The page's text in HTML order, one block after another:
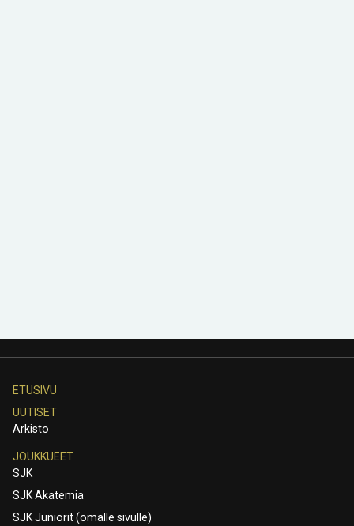
ETUSIVU
UUTISET
Arkisto
JOUKKUEET
SJK
SJK Akatemia
SJK Juniorit (omalle sivulle)